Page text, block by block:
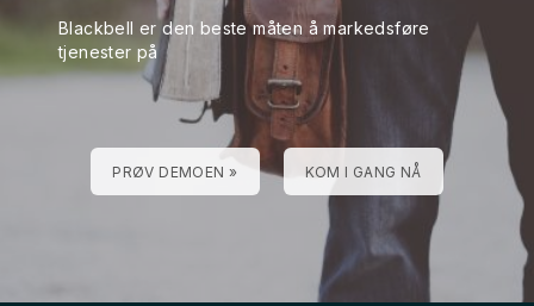
Blackbell er den beste måten å markedsføre
tjenester på
PRØV DEMOEN » KOM I GANG NÅ